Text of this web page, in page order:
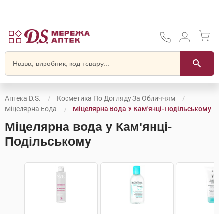
Аптека D.S.
Косметика По Догляду За Обличчям
Міцелярна Вода
Міцелярна Вода У Кам'янці-Подільському
Міцелярна вода у Кам'янці-
Подільському